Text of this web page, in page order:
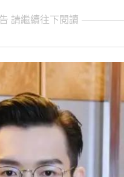
請繼續往下閱讀